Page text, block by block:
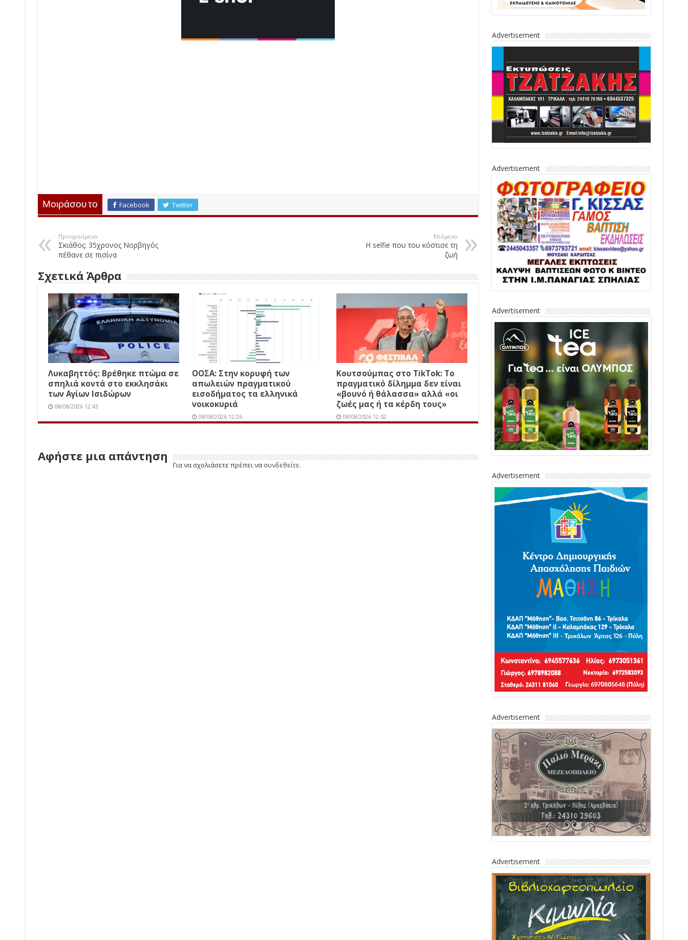
Μοιράσου το Facebook Twitter
Προηγούμενο
Σκιάθος: 35χρονος Νορβηγός
πέθανε σε πισίνα
Επόμενο
Η selfie που του κόστισε τη
ζωή
Σχετικά Άρθρα
Λυκαβηττός: Βρέθηκε πτώμα σε
σπηλιά κοντά στο εκκλησάκι
των Αγίων Ισιδώρων
08/08/2026 12:43
ΟΟΣΑ: Στην κορυφή των
απωλειών πραγματικού
εισοδήματος τα ελληνικά
νοικοκυριά
08/08/2026 12:26
Κουτσούμπας στο TikTok: Το
πραγματικό δίλημμα δεν είναι
«βουνό ή θάλασσα» αλλά «οι
ζωές μας ή τα κέρδη τους»
08/08/2026 12:02
Αφήστε μια απάντηση
Για να σχολιάσετε πρέπει να συνδεθείτε.
Advertisement
Advertisement
Advertisement
Advertisement
Advertisement
Advertisement